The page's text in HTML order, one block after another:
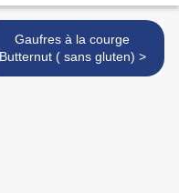
Gaufres à la courge
Butternut ( sans gluten) >